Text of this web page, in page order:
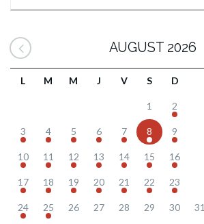
AUGUST 2026
L M M J V S D
1 2
3 4 5 6 7 8 9
10 11 12 13 14 15 16
17 18 19 20 21 22 23
24 25 26 27 28 29 30 31